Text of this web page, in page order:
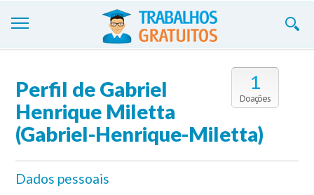
Cadastre-se
Entre
Contate-nos
1
Doações
Perfil de Gabriel
Henrique Miletta
(Gabriel-Henrique-Miletta)
Dados pessoais